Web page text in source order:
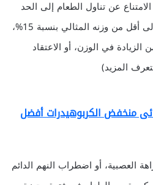
عن تناول الطعام إلى الحد
الذي يفقد فيه الشخص وزنه إلى أقل من وزنه المثالي بنسبة 15%،
في الوزن، أو الاعتقاد
المزيد)
منخفض الكربوهيدرات أفضل
العصبية، أو اضطراب النهم الدائم